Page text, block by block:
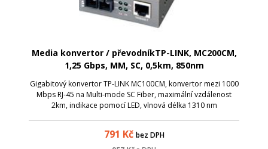
Media konvertor / převodníkTP-LINK, MC200CM,
1,25 Gbps, MM, SC, 0,5km, 850nm
Gigabitový konvertor TP-LINK MC100CM, konvertor mezi 1000
Mbps RJ-45 na Multi-mode SC Fiber, maximální vzdálenost
2km, indikace pomocí LED, vlnová délka 1310 nm
791 Kč bez DPH